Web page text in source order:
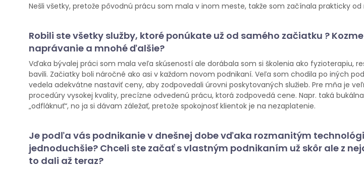
Nešli všetky, pretože pôvodnú prácu som mala v inom meste, takže som začínala prakticky od
Robili ste všetky služby, ktoré ponúkate už od samého začiatku ?
naprávanie a mnohé ďalšie?
Vďaka bývalej práci som mala veľa skúseností ale dorábala som si školenia ako fyzioterapiu,
bavili. Začiatky boli náročné ako asi v každom novom podnikaní. Veľa som chodila po iných
vedela adekvátne nastaviť ceny, aby zodpovedali úrovni poskytovaných služieb. Pre mňa je
procedúry vysokej kvality, precízne odvedenú prácu, ktorá zodpovedá cene. Napr. taká
„odfláknuť“, no ja si dávam záležať, pretože spokojnosť klientok je na nezaplatenie.
Je podľa vás podnikanie v dnešnej dobe vďaka rozmanitým
jednoduchšie? Chceli ste začať s vlastným podnikaním už skôr ale z
to dali až teraz?